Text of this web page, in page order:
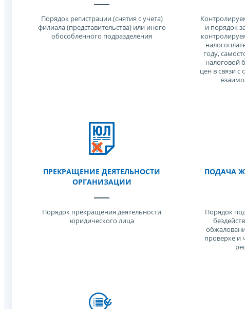
Порядок регистрации (снятия с учета)
филиала (представительства) или иного
обособленного подразделения
и порядок
году,
налоговой
цен в связи
ПРЕКРАЩЕНИЕ ДЕЯТЕЛЬНОСТИ
ОРГАНИЗАЦИИ
Порядок прекращения деятельности
юридического лица
ПОДАЧА
Порядок
проверке и